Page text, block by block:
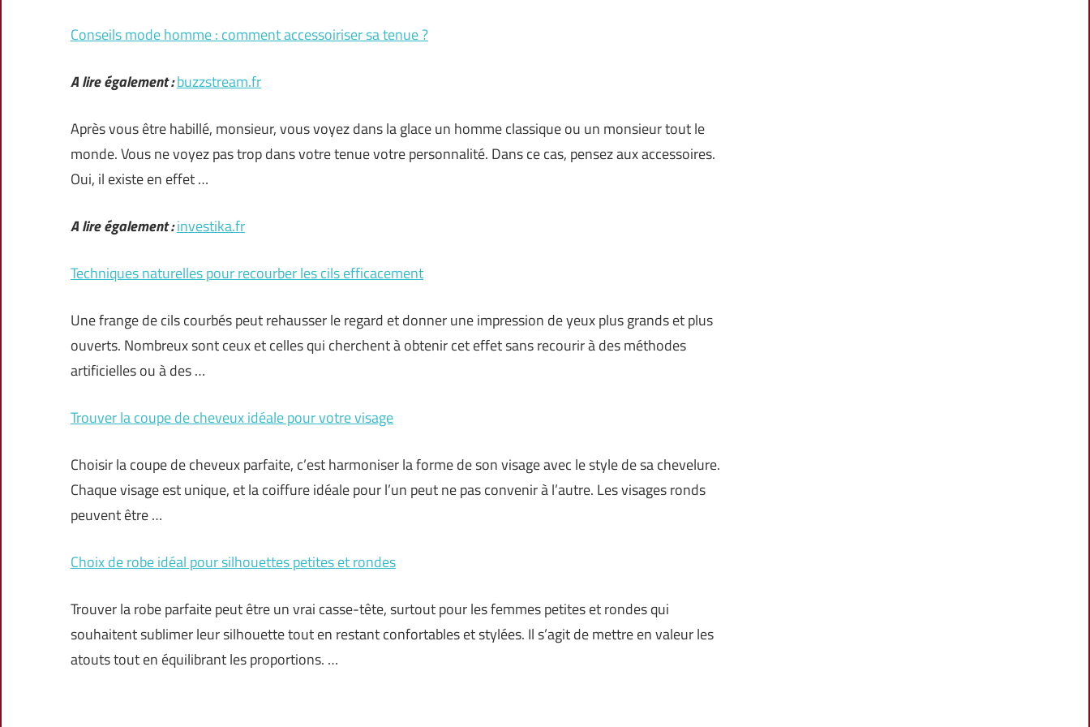
Conseils mode homme : comment accessoiriser sa tenue ?
A lire également :buzzstream.fr
Après vous être habillé, monsieur, vous voyez dans la glace un homme classique ou un monsieur tout le
monde. Vous ne voyez pas trop dans votre tenue votre personnalité. Dans ce cas, pensez aux accessoires.
Oui, il existe en effet …
A lire également :investika.fr
Techniques naturelles pour recourber les cils efficacement
Une frange de cils courbés peut rehausser le regard et donner une impression de yeux plus grands et plus
ouverts. Nombreux sont ceux et celles qui cherchent à obtenir cet effet sans recourir à des méthodes
artificielles ou à des …
Trouver la coupe de cheveux idéale pour votre visage
Choisir la coupe de cheveux parfaite, c’est harmoniser la forme de son visage avec le style de sa chevelure.
Chaque visage est unique, et la coiffure idéale pour l’un peut ne pas convenir à l’autre. Les visages ronds
peuvent être …
Choix de robe idéal pour silhouettes petites et rondes
Trouver la robe parfaite peut être un vrai casse-tête, surtout pour les femmes petites et rondes qui
souhaitent sublimer leur silhouette tout en restant confortables et stylées. Il s’agit de mettre en valeur les
atouts tout en équilibrant les proportions. …